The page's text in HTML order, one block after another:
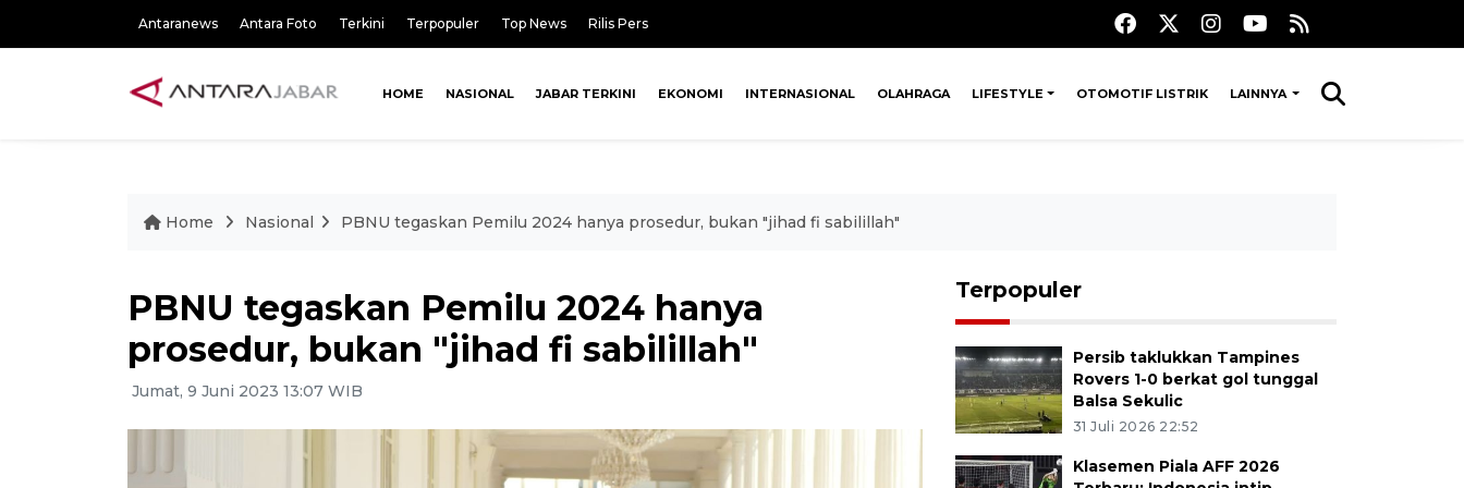
Antaranews Antara Foto Terkini Terpopuler Top News Rilis Pers
HOME NASIONAL JABAR TERKINI EKONOMI INTERNASIONAL OLAHRAGA LIFESTYLE OTOMOTIF LISTRIK LAINNYA
Home Nasional PBNU tegaskan Pemilu 2024 hanya prosedur, bukan "jihad fi sabilillah"
PBNU tegaskan Pemilu 2024 hanya
prosedur, bukan "jihad fi sabilillah"
Jumat, 9 Juni 2023 13:07 WIB
Terpopuler
Persib taklukkan Tampines
Rovers 1-0 berkat gol tunggal
Balsa Sekulic
31 Juli 2026 22:52
Klasemen Piala AFF 2026